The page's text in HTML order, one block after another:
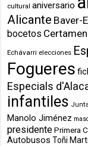
cultural aniversario
Alicante Baver-
bocetos
Echávarri elecciones
Fogueres
Especials
infantiles
Manolo Jiménez
presidente Primera
Autobusos Toñi